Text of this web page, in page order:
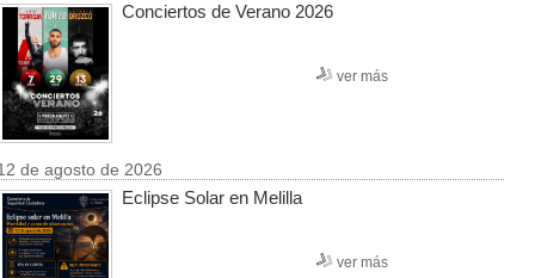
Conciertos de Verano 2026
ver más
de agosto de 2026
Eclipse Solar en Melilla
ver más